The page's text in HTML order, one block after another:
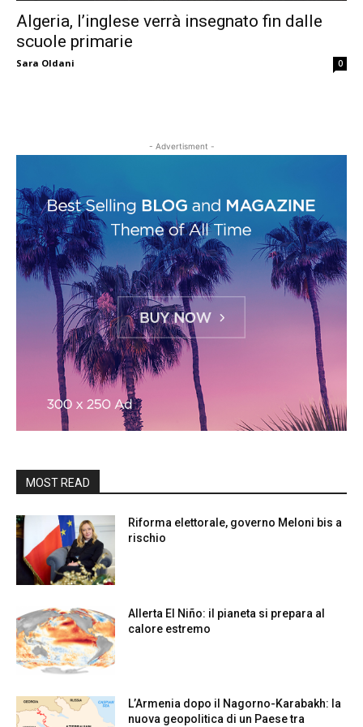
Algeria, l’inglese verrà insegnato fin dalle
scuole primarie
Sara Oldani 0
- Advertisment -
MOST READ
Riforma elettorale, governo Meloni bis a
rischio
Allerta El Niño: il pianeta si prepara al
calore estremo
L’Armenia dopo il Nagorno-Karabakh: la
nuova geopolitica di un Paese tra